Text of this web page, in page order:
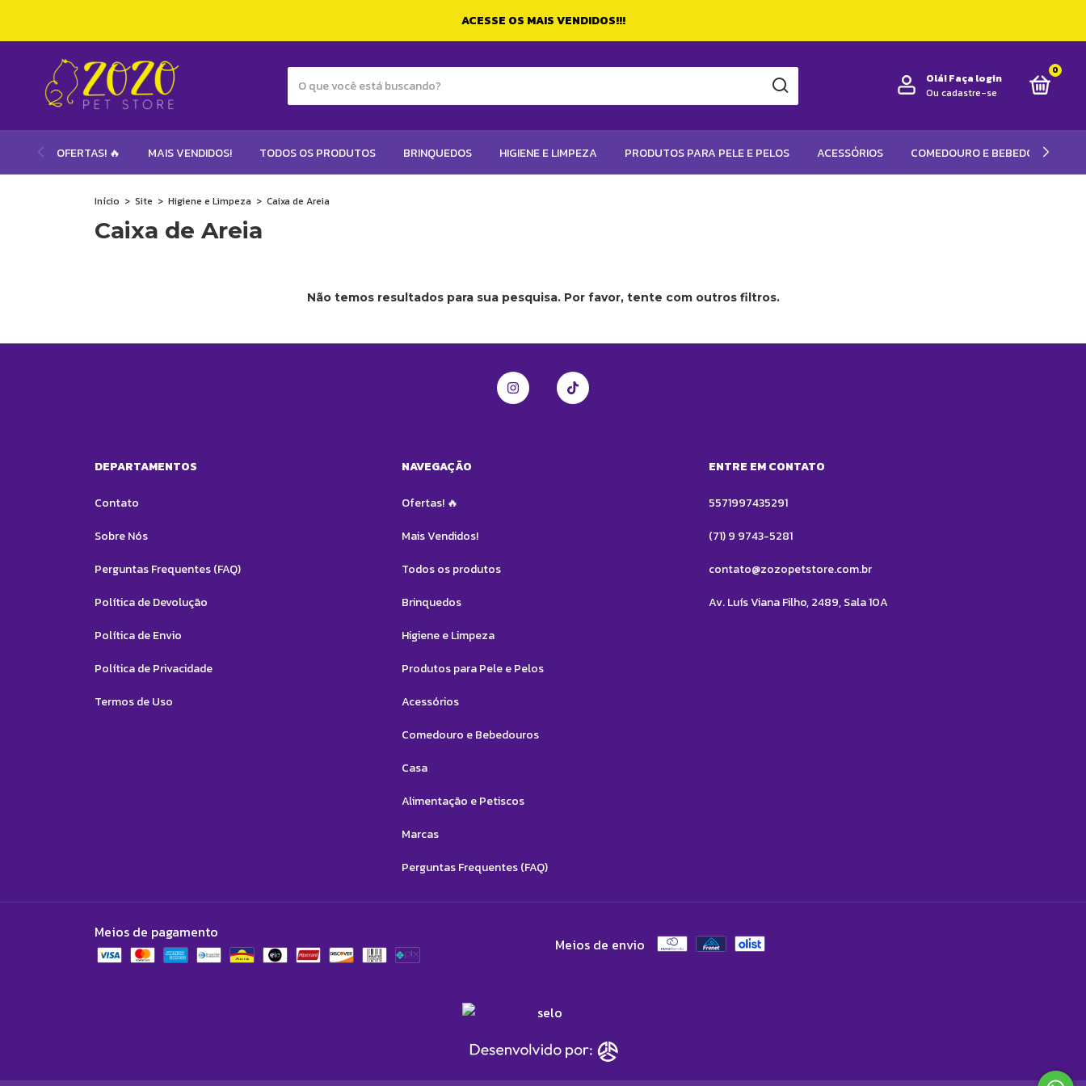
ACESSE OS MAIS VENDIDOS!!!
Olá!Faça login
Ou cadastre-se
0
OFERTAS! 🔥 MAIS VENDIDOS! TODOS OS PRODUTOS BRINQUEDOS HIGIENE E LIMPEZA PRODUTOS PARA PELE E PELOS ACESSÓRIOS COMEDOURO E BEBEDOUROS
Início > Site > Higiene e Limpeza > Caixa de Areia
Caixa de Areia
Não temos resultados para sua pesquisa. Por favor, tente com outros filtros.
DEPARTAMENTOS
Contato
Sobre Nós
Perguntas Frequentes (FAQ)
Política de Devolução
Política de Envio
Política de Privacidade
Termos de Uso
NAVEGAÇÃO
Ofertas! 🔥
Mais Vendidos!
Todos os produtos
Brinquedos
Higiene e Limpeza
Produtos para Pele e Pelos
Acessórios
Comedouro e Bebedouros
Casa
Alimentação e Petiscos
Marcas
Perguntas Frequentes (FAQ)
ENTRE EM CONTATO
5571997435291
(71) 9 9743-5281
contato@zozopetstore.com.br
Av. Luís Viana Filho, 2489, Sala 10A
Meios de pagamento
Meios de envio